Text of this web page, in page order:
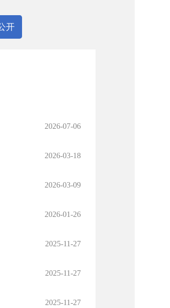
开
2026-07-06
2026-03-18
2026-03-09
2026-01-26
2025-11-27
2025-11-27
2025-11-27